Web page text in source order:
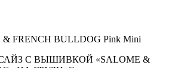
FRENCH BULLDOG Pink Mini
С ВЫШИВКОЙ «SALOME &